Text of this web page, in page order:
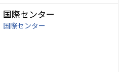
国際センター
国際センター